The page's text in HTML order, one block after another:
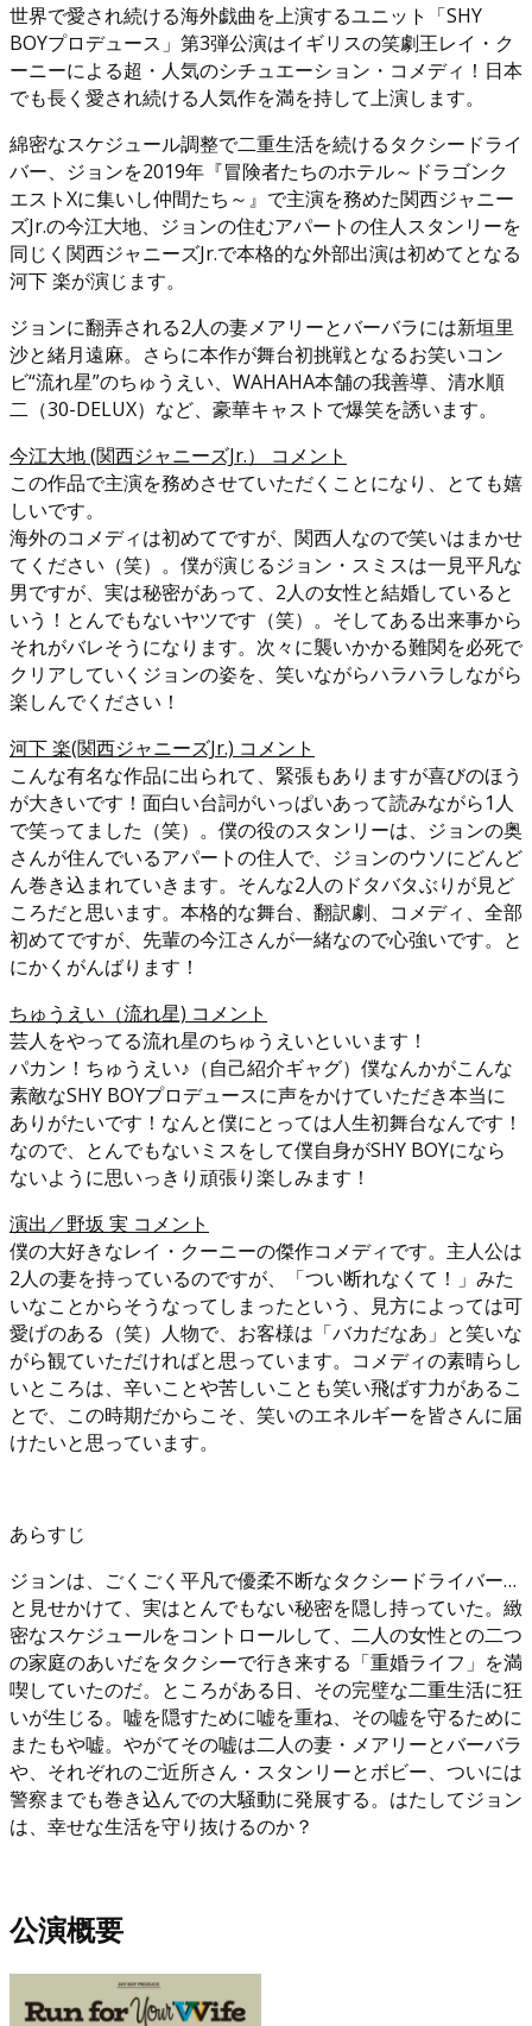
世界で愛され続ける海外戯曲を上演するユニット「SHY
BOYプロデュース」第3弾公演はイギリスの笑劇王レイ・ク
ーニーによる超・人気のシチュエーション・コメディ！日本
でも長く愛され続ける人気作を満を持して上演します。
綿密なスケジュール調整で二重生活を続けるタクシードライ
バー、ジョンを2019年『冒険者たちのホテル～ドラゴンク
エストXに集いし仲間たち～』で主演を務めた関西ジャニー
ズJr.の今江大地、ジョンの住むアパートの住人スタンリーを
同じく関西ジャニーズJr.で本格的な外部出演は初めてとなる
河下 楽が演じます。
ジョンに翻弄される2人の妻メアリーとバーバラには新垣里
沙と緒月遠麻。さらに本作が舞台初挑戦となるお笑いコン
ビ“流れ星”のちゅうえい、WAHAHA本舗の我善導、清水順
二（30-DELUX）など、豪華キャストで爆笑を誘います。
今江大地 (関西ジャニーズJr.） コメント
この作品で主演を務めさせていただくことになり、とても嬉
しいです。
海外のコメディは初めてですが、関西人なので笑いはまかせ
てください（笑）。僕が演じるジョン・スミスは一見平凡な
男ですが、実は秘密があって、2人の女性と結婚していると
いう！とんでもないヤツです（笑）。そしてある出来事から
それがバレそうになります。次々に襲いかかる難関を必死で
クリアしていくジョンの姿を、笑いながらハラハラしながら
楽しんでください！
河下 楽(関西ジャニーズJr.) コメント
こんな有名な作品に出られて、緊張もありますが喜びのほう
が大きいです！面白い台詞がいっぱいあって読みながら1人
で笑ってました（笑）。僕の役のスタンリーは、ジョンの奥
さんが住んでいるアパートの住人で、ジョンのウソにどんど
ん巻き込まれていきます。そんな2人のドタバタぶりが見ど
ころだと思います。本格的な舞台、翻訳劇、コメディ、全部
初めてですが、先輩の今江さんが一緒なので心強いです。と
にかくがんばります！
ちゅうえい（流れ星) コメント
芸人をやってる流れ星のちゅうえいといいます！
パカン！ちゅうえい♪（自己紹介ギャグ）僕なんかがこんな
素敵なSHY BOYプロデュースに声をかけていただき本当に
ありがたいです！なんと僕にとっては人生初舞台なんです！
なので、とんでもないミスをして僕自身がSHY BOYになら
ないように思いっきり頑張り楽しみます！
演出／野坂 実 コメント
僕の大好きなレイ・クーニーの傑作コメディです。主人公は
2人の妻を持っているのですが、「つい断れなくて！」みた
いなことからそうなってしまったという、見方によっては可
愛げのある（笑）人物で、お客様は「バカだなあ」と笑いな
がら観ていただければと思っています。コメディの素晴らし
いところは、辛いことや苦しいことも笑い飛ばす力があるこ
とで、この時期だからこそ、笑いのエネルギーを皆さんに届
けたいと思っています。
あらすじ
ジョンは、ごくごく平凡で優柔不断なタクシードライバー…
と見せかけて、実はとんでもない秘密を隠し持っていた。緻
密なスケジュールをコントロールして、二人の女性との二つ
の家庭のあいだをタクシーで行き来する「重婚ライフ」を満
喫していたのだ。ところがある日、その完璧な二重生活に狂
いが生じる。嘘を隠すために嘘を重ね、その嘘を守るために
またもや嘘。やがてその嘘は二人の妻・メアリーとバーバラ
や、それぞれのご近所さん・スタンリーとボビー、ついには
警察までも巻き込んでの大騒動に発展する。はたしてジョン
は、幸せな生活を守り抜けるのか？
公演概要